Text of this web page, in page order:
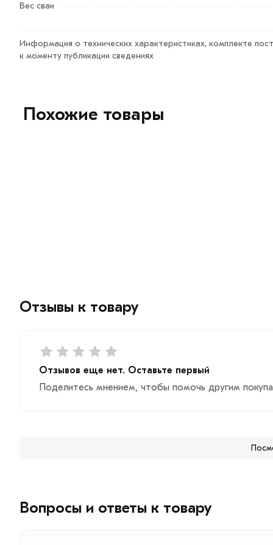
Вес сваи
Информация о технических характеристиках, комплекте
к моменту публикации сведениях
Похожие товары
Отзывы к товару
Отзывов еще нет. Оставьте первый
Поделитесь мнением, чтобы помочь другим
Вопросы и ответы к товару